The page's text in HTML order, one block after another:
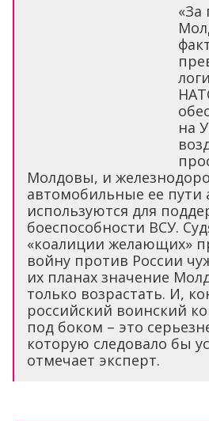
«За
на
Молдовы, и
автомобильные ее пути
используются для
боеспособности ВСУ.
«коалиции желающих»
войну против России
их планах значение
только возрастать. И,
российский воинский
под боком – это
которую следовало бы
отмечает эксперт.